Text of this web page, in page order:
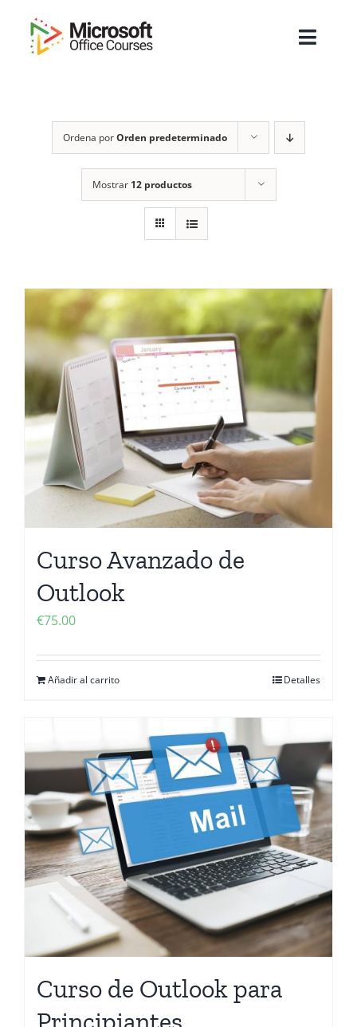
contenido
Sobre Nosotros
Cursos
Masters
Testimonios
Contactanos
Ordena porOrden predeterminado
Mostrar 12 productos
Curso Avanzado de
Outlook
€75.00
Añadir al carrito Detalles
Curso de Outlook para